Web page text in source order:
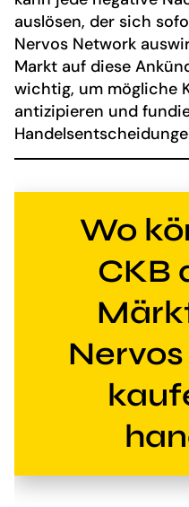
auslösen, der sich
Nervos Network
Markt auf diese
wichtig, um mögliche
antizipieren und
Wo
CKB